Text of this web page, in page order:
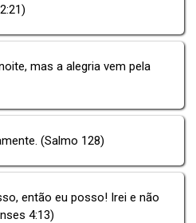
mas a alegria vem pela
(Salmo 128)
então eu posso! Irei e não
4:13)